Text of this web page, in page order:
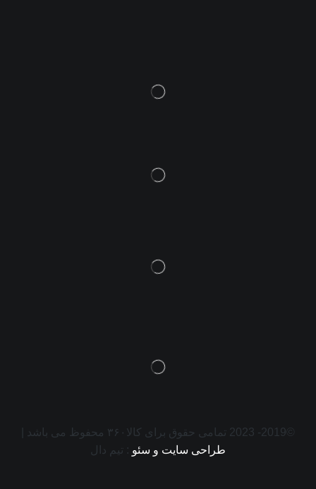
©2019- 2023 تمامی حقوق برای کالا۳۶۰ محفوظ می باشد |
طراحی سایت و سئو : تیم دال